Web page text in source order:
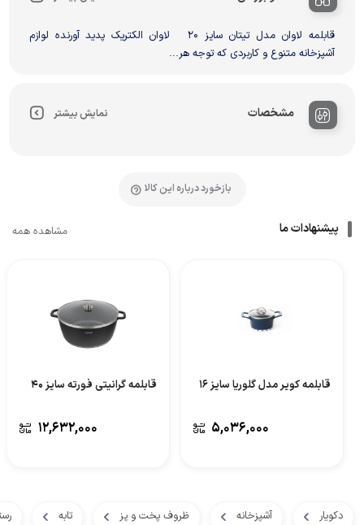
قابلمه لاوان مدل تیتان سایز 20 لاوان الکتریک پدید آورنده لوازم
آشپزخانه متنوع و کاربردی که توجه هر...
مشخصات نمایش بیشتر
بازخورد درباره این کالا
پیشنهادات ما مشاهده همه
قابلمه کویر مدل گلوریا سایز 16
۵,۰۳۶,۰۰۰
قابلمه گرانیتی فورته سایز 40
۱۲,۶۳۲,۰۰۰
دکویار آشپزخانه ظروف پخت و پز تابه